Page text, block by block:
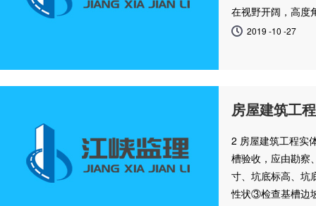
在视野开阔，高度
2019 -10 -27
房屋建筑工
2 房屋建筑工程实
槽验收，应由勘察
寸、坑底标高、坑
性状③检查基槽边